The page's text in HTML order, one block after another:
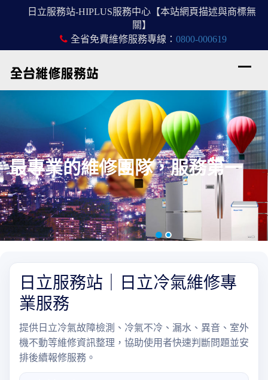
日立服務站-HIPLUS服務中心【本站網頁描述與商標無
關】
全省免費維修服務專線： 0800-000619
最專業的維修團隊，服務第一
日立服務站｜日立冷氣維修專
業服務
提供日立冷氣故障檢測、冷氣不冷、漏水、異音、室外
機不動等維修資訊整理，協助使用者快速判斷問題並安
排後續報修服務。